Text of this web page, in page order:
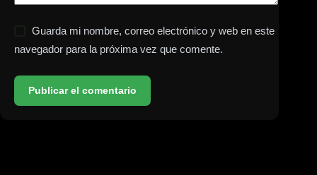
Guarda mi nombre, correo electrónico y web en este
navegador para la próxima vez que comente.
Publicar el comentario